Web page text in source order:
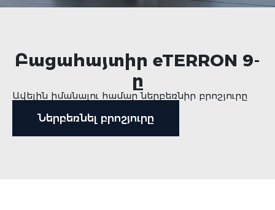
Բացահայտիր eTERRON 9-
ը
Ավելին իմանալու համար ներբեռնիր բրոշյուրը
Ներբեռնել բրոշյուրը